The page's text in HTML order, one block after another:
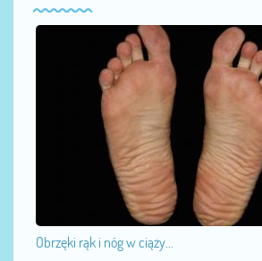
Obrzęki rąk i nóg w ciąży...